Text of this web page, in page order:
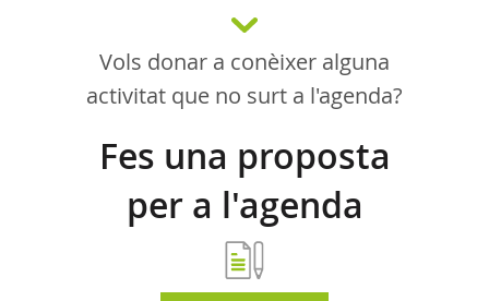
Vols donar a conèixer alguna
activitat que no surt a l'agenda?
Fes una proposta
per a l'agenda
d'activitats